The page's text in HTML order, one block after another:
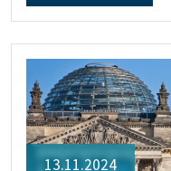
13.11.2024